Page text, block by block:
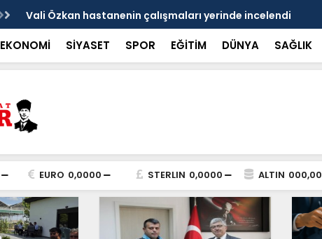
Vali Özkan hastanenin çalışmaları yerinde incelendi
EKONOMİ SİYASET SPOR EĞİTİM DÜNYA SAĞLIK
EURO 0,0000 STERLIN 0,0000 ALTIN 000,00